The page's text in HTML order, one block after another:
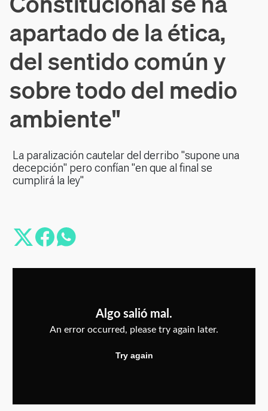
apartado de la ética,
del sentido común y
sobre todo del medio
ambiente"
La paralización cautelar del derribo "supone una
decepción" pero confían "en que al final se
cumplirá la ley"